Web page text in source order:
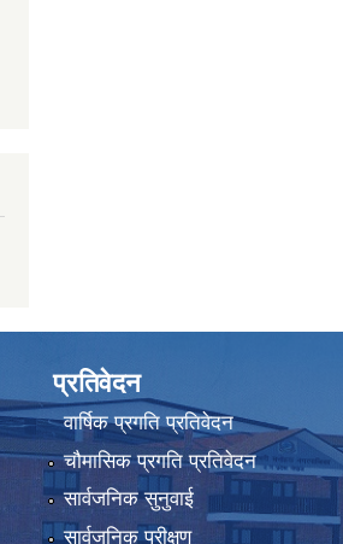
प्रतिवेदन
वार्षिक प्रगति प्रतिवेदन
चौमासिक प्रगति प्रतिवेदन
सार्वजनिक सुनुवाई
सार्वजनिक परीक्षण